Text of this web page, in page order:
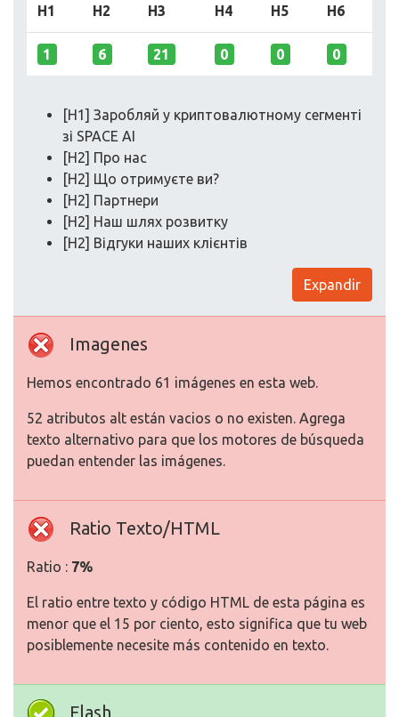
H1 H2 H3 H4 H5 H6
1 6 21 0 0 0
[H1] Заробляй у криптовалютному сегменті
зі SPACE AI
[H2] Про нас
[H2] Що отримуєте ви?
[H2] Партнери
[H2] Наш шлях розвитку
[H2] Відгуки наших клієнтів
Expandir
Imagenes
Hemos encontrado 61 imágenes en esta web.
52 atributos alt están vacios o no existen. Agrega
texto alternativo para que los motores de búsqueda
puedan entender las imágenes.
Ratio Texto/HTML
Ratio : 7%
El ratio entre texto y código HTML de esta página es
menor que el 15 por ciento, esto significa que tu web
posiblemente necesite más contenido en texto.
Flash